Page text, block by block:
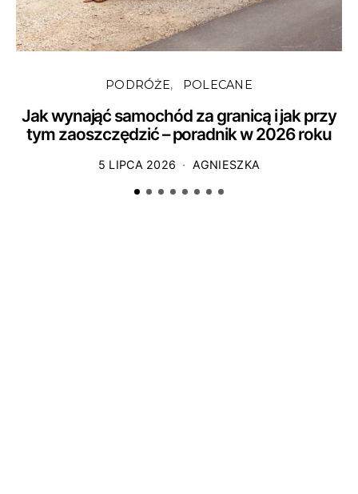
PODRÓŻE POLECANE
Jak wynająć samochód za granicą i jak przy
tym zaoszczędzić – poradnik w 2026 roku
5 LIPCA 2026 AGNIESZKA